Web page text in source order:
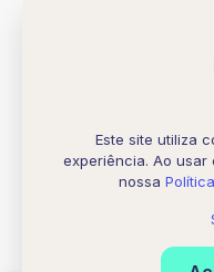
© [2026]
Todos os
Este site utiliza
experiência. Ao
nossa